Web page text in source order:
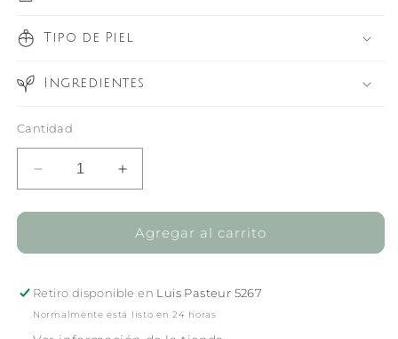
Tipo de Piel
Ingredientes
Cantidad
Reducir
cantidad
para
Gel
50
ml
Aumentar
cantidad
para
Crema
Gel
50
ml
Agregar al carrito
Retiro disponible en Luis Pasteur 5267
Normalmente está listo en 24 horas